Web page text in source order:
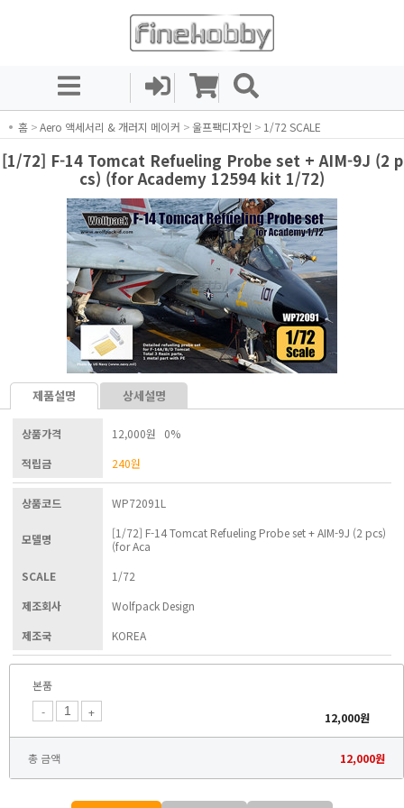
홈 >Aero 액세서리 & 개러지 메이커 > 울프팩디자인 > 1/72 SCALE
[1/72] F-14 Tomcat Refueling Probe set + AIM-9J (2 p
cs) (for Academy 12594 kit 1/72)
제품설명 상세설명
상품가격
12,000원 0%
적립금
240원
상품코드 WP72091L
모델명
[1/72] F-14 Tomcat Refueling Probe set + AIM-9J (2 pcs)
(for Aca
SCALE
1/72
제조회사
Wolfpack Design
제조국
KOREA
본품
-
+ 12,000원
총 금액 12,000원